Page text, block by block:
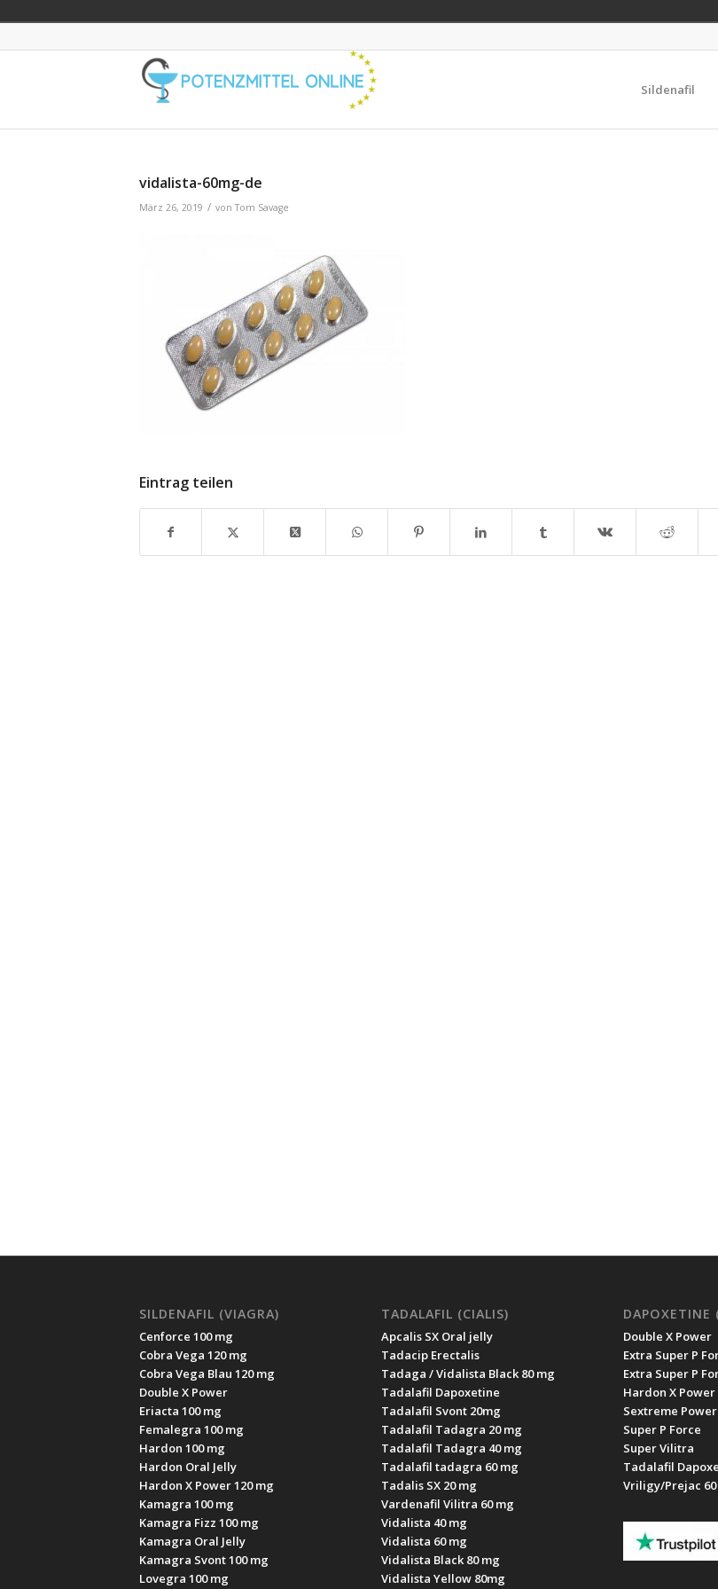
Sildenafil
vidalista-60mg-de
März 26, 2019 / vonTom Savage
Eintrag teilen
SILDENAFIL (VIAGRA)
Cenforce 100 mg
Cobra Vega 120 mg
Cobra Vega Blau 120 mg
Double X Power
Eriacta 100 mg
Femalegra 100 mg
Hardon 100 mg
Hardon Oral Jelly
Hardon X Power 120 mg
Kamagra 100 mg
Kamagra Fizz 100 mg
Kamagra Oral Jelly
Kamagra Svont 100 mg
Lovegra 100 mg
TADALAFIL (CIALIS)
Apcalis SX Oral jelly
Tadacip Erectalis
Tadaga / Vidalista Black 80 mg
Tadalafil Dapoxetine
Tadalafil Svont 20mg
Tadalafil Tadagra 20 mg
Tadalafil Tadagra 40 mg
Tadalafil tadagra 60 mg
Tadalis SX 20 mg
Vardenafil Vilitra 60 mg
Vidalista 40 mg
Vidalista 60 mg
Vidalista Black 80 mg
Vidalista Yellow 80mg
DAPOXETINE
Double X Power
Extra Super P
Extra Super P
Hardon X Power
Sextreme Power
Super P Force
Super Vilitra
Tadalafil
Vriligy/Prejac